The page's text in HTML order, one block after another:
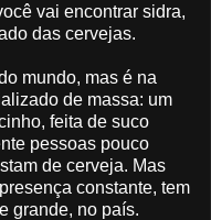
vai encontrar sidra,
das cervejas.
mundo, mas é na
de massa: um
feita de suco
pessoas pouco
de cerveja. Mas
constante, tem
grande, no país.